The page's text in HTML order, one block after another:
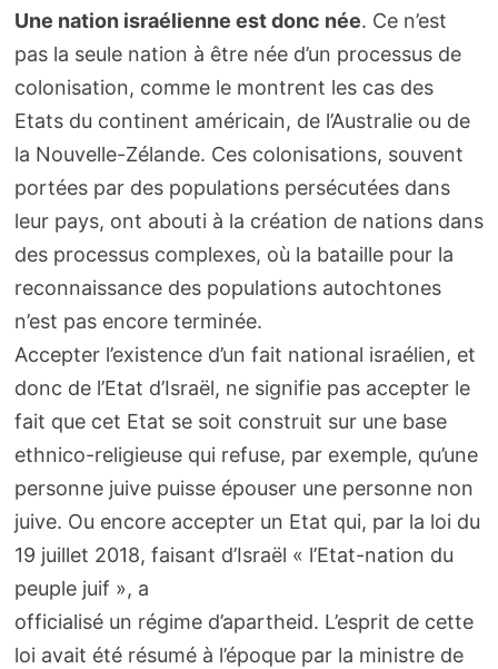
Une nation israélienne est donc née. Ce n’est
pas la seule nation à être née d’un processus de
colonisation, comme le montrent les cas des
Etats du continent américain, de l’Australie ou de
la Nouvelle-Zélande. Ces colonisations, souvent
portées par des populations persécutées dans
leur pays, ont abouti à la création de nations dans
des processus complexes, où la bataille pour la
reconnaissance des populations autochtones
n’est pas encore terminée.
Accepter l’existence d’un fait national israélien, et
donc de l’Etat d’Israël, ne signifie pas accepter le
fait que cet Etat se soit construit sur une base
ethnico-religieuse qui refuse, par exemple, qu’une
personne juive puisse épouser une personne non
juive. Ou encore accepter un Etat qui, par la loi du
19 juillet 2018, faisant d’Israël « l’Etat-nation du
peuple juif », a
officialisé un régime d’apartheid. L’esprit de cette
loi avait été résumé à l’époque par la ministre de